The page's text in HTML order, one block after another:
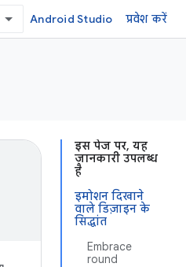
Android Studio प्रवेश करें
इस पेज पर, यह
जानकारी उपलब्ध
है
इमोशन दिखाने
वाले डिज़ाइन के
सिद्धांत
Embrace
round